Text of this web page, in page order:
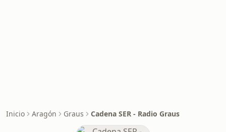
Inicio Aragón Graus Cadena SER - Radio Graus